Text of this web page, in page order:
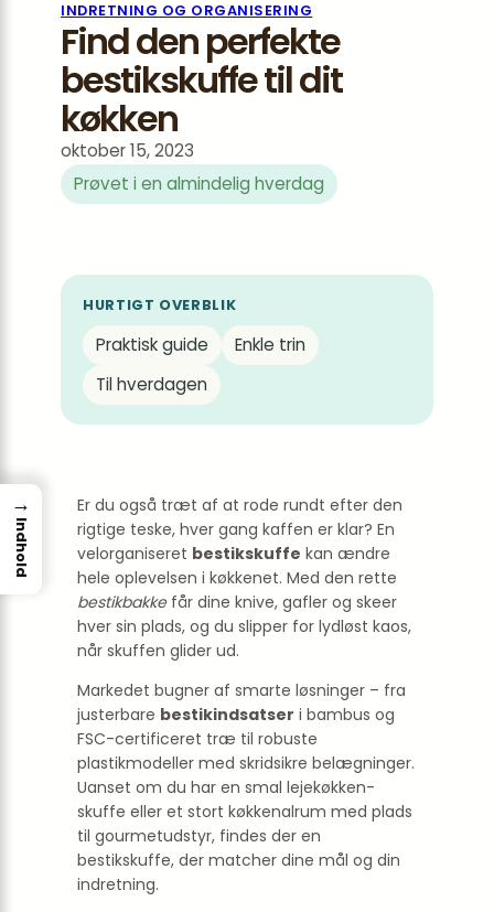
INDRETNING OG ORGANISERING
Find den perfekte
bestikskuffe til dit
køkken
oktober 15, 2023
Prøvet i en almindelig hverdag
HURTIGT OVERBLIK
Praktisk guide
Enkle trin
Til hverdagen
Er du også træt af at rode rundt efter den
rigtige teske, hver gang kaffen er klar? En
velorganiseret bestikskuffe kan ændre
hele oplevelsen i køkkenet. Med den rette
bestikbakkefår dine knive, gafler og skeer
hver sin plads, og du slipper for lydløst kaos,
når skuffen glider ud.
Markedet bugner af smarte løsninger – fra
justerbare bestikindsatser i bambus og
FSC-certificeret træ til robuste
plastikmodeller med skridsikre belægninger.
Uanset om du har en smal lejekøkken-
skuffe eller et stort køkkenalrum med plads
til gourmetudstyr, findes der en
bestikskuffe, der matcher dine mål og din
indretning.
→
Indhold